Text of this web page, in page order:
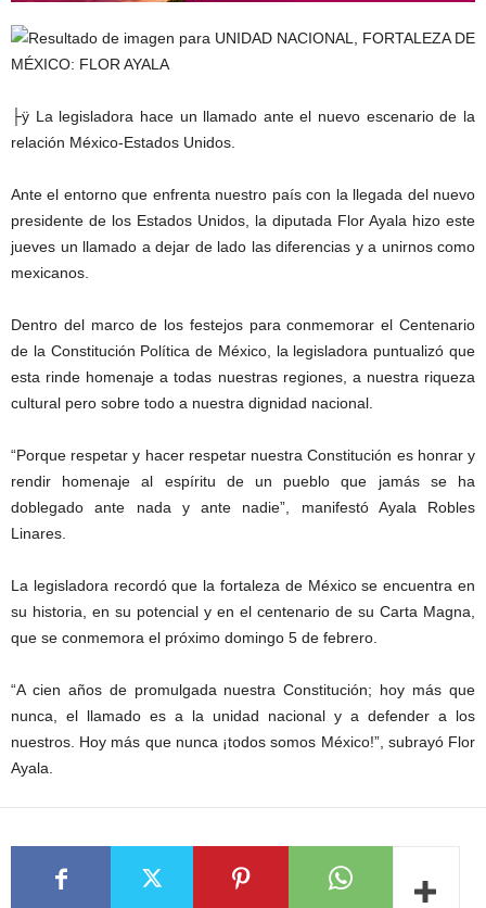
├ÿ La legisladora hace un llamado ante el nuevo escenario de la
relación México-Estados Unidos.
Ante el entorno que enfrenta nuestro país con la llegada del nuevo
presidente de los Estados Unidos, la diputada Flor Ayala hizo este
jueves un llamado a dejar de lado las diferencias y a unirnos como
mexicanos.
Dentro del marco de los festejos para conmemorar el Centenario
de la Constitución Política de México, la legisladora puntualizó que
esta rinde homenaje a todas nuestras regiones, a nuestra riqueza
cultural pero sobre todo a nuestra dignidad nacional.
“Porque respetar y hacer respetar nuestra Constitución es honrar y
rendir homenaje al espíritu de un pueblo que jamás se ha
doblegado ante nada y ante nadie”, manifestó Ayala Robles
Linares.
La legisladora recordó que la fortaleza de México se encuentra en
su historia, en su potencial y en el centenario de su Carta Magna,
que se conmemora el próximo domingo 5 de febrero.
“A cien años de promulgada nuestra Constitución; hoy más que
nunca, el llamado es a la unidad nacional y a defender a los
nuestros. Hoy más que nunca ¡todos somos México!”, subrayó Flor
Ayala.